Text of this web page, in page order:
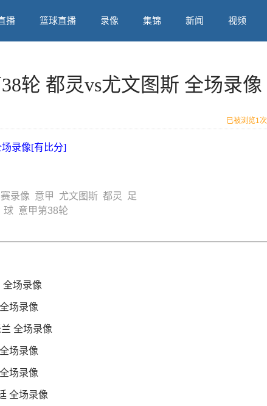
播 篮球直播 录像 集锦 新闻 视频
轮 都灵vs尤文图斯 全场录像
已被浏览1次
场录像[有比分]
赛录像 意甲 尤文图斯 都灵
足
球 意甲第38轮
全场录像
场录像
全场录像
场录像
场录像
全场录像